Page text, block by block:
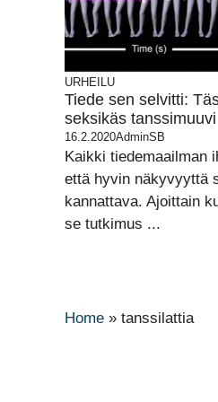
URHEILU
Tiede sen selvitti:
seksikäs tanssimuuvi
16.2.2020AdminSB
Kaikki tiedemaailman
että hyvin näkyvyyttä
kannattava. Ajoittain
se tutkimus ...
Home » tanssilattia